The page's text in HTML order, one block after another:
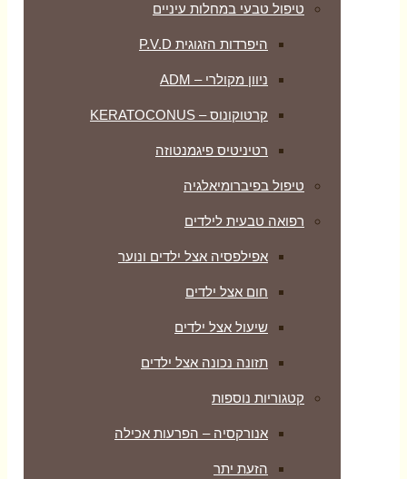
טיפול טבעי במחלות עיניים
היפרדות הזגוגית P.V.D
ניוון מקולרי – ADM
קרטוקונוס – KERATOCONUS
רטיניטיס פיגמנטוזה
טיפול בפיברומיאלגיה
רפואה טבעית לילדים
אפילפסיה אצל ילדים ונוער
חום אצל ילדים
שיעול אצל ילדים
תזונה נכונה אצל ילדים
קטגוריות נוספות
אנורקסיה – הפרעות אכילה
הזעת יתר